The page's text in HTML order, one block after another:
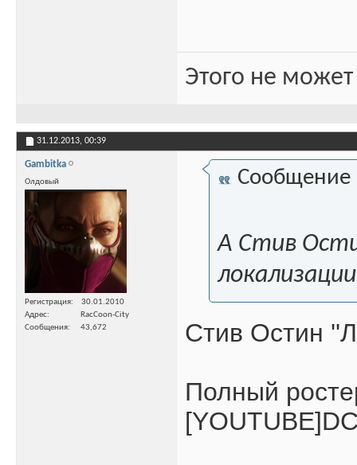
Этого не
31.12.2013, 00:39
Gambitka
Олдовый
Регистрация
30.01.2010
Адрес
RacCoon-City
Сообщения
43,672
Сообщение
А Стив
Стив Остин
Полный